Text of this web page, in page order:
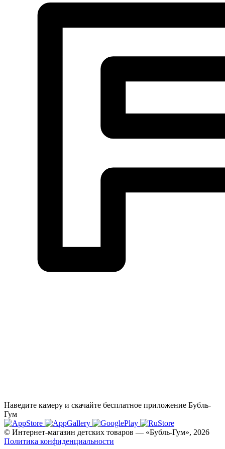
Наведите камеру и скачайте бесплатное приложение Бубль-
Гум
© Интернет-магазин детских товаров — «Бубль-Гум», 2026
Политика конфиденциальности